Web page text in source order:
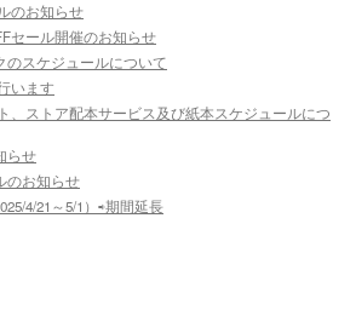
のお知らせ
セール開催のお知らせ
のスケジュールについて
います
、ストア配本サービス及び紙本スケジュールにつ
らせ
のお知らせ
4/21～5/1）⇨期間延長